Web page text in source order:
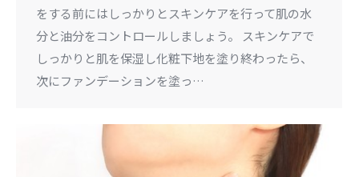
をする前にはしっかりとスキンケアを行って肌の水
分と油分をコントロールしましょう。 スキンケアで
しっかりと肌を保湿し化粧下地を塗り終わったら、
次にファンデーションを塗っ…